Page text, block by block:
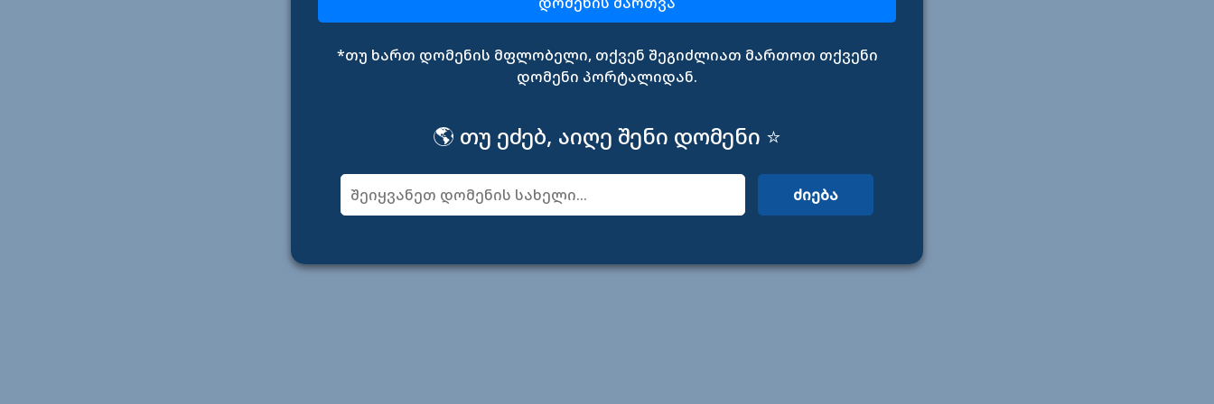
*თუ ხართ დომენის მფლობელი, თქვენ შეგიძლიათ მართოთ თქვენი
დომენი პორტალიდან.
🌎 თუ ეძებ, აიღე შენი დომენი ⭐